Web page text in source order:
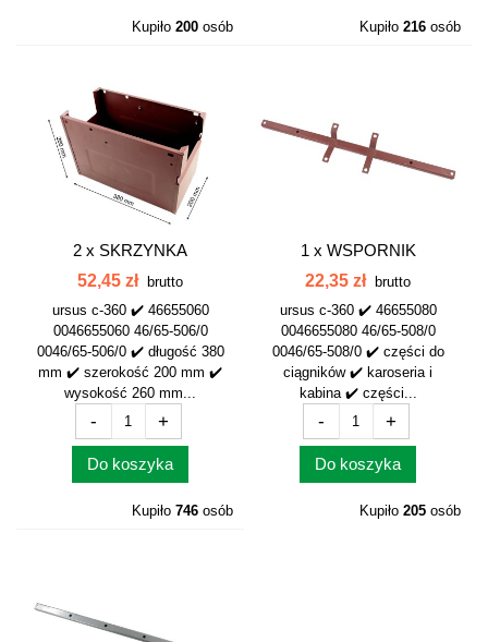
Kupiło 200 osób Kupiło 216 osób
2 x SKRZYNKA
AKUMULATOROWA
52,45 zł
brutto
ursus c-360 ✔️ 46655060
0046655060 46/65-506/0
0046/65-506/0 ✔️ długość 380
mm ✔️ szerokość 200 mm ✔️
wysokość 260 mm...
- +
Do koszyka
Kupiło 746 osób
1 x WSPORNIK
AKUMULATORA
22,35 zł
brutto
ursus c-360 ✔️ 46655080
0046655080 46/65-508/0
0046/65-508/0 ✔️ części do
ciągników ✔️ karoseria i
kabina ✔️ części...
- +
Do koszyka
Kupiło 205 osób